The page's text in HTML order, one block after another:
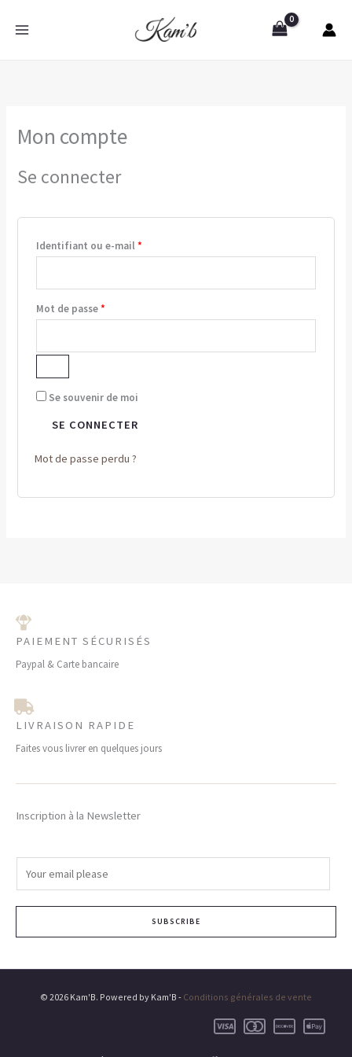
Mon compte
Se connecter
Identifiant ou e-mail*
Mot de passe*
Se souvenir de moi
SE CONNECTER
Mot de passe perdu ?
PAIEMENT SÉCURISÉS
Paypal & Carte bancaire
LIVRAISON RAPIDE
Faites vous livrer en quelques jours
Inscription à la Newsletter
m
a
*
SUBSCRIBE
© 2026 Kam'B. Powered by Kam'B - Conditions générales de vente